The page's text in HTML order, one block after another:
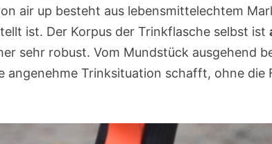
air up besteht aus lebensmittelechtem
ist. Der Korpus der Trinkflasche selbst ist
sehr robust. Vom Mundstück ausgehend
angenehme Trinksituation schafft, ohne die